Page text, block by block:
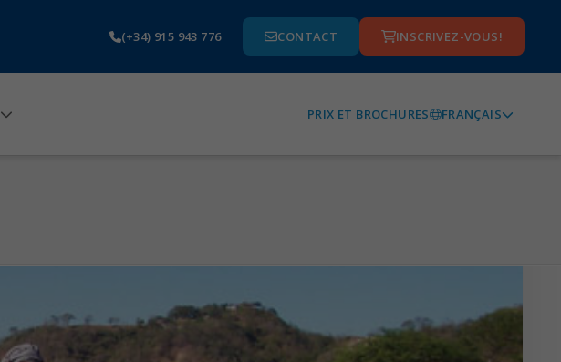
(+34) 915 943 776 CONTACT INSCRIVEZ-VOUS!
PRIX ET BROCHURES FRANÇAIS